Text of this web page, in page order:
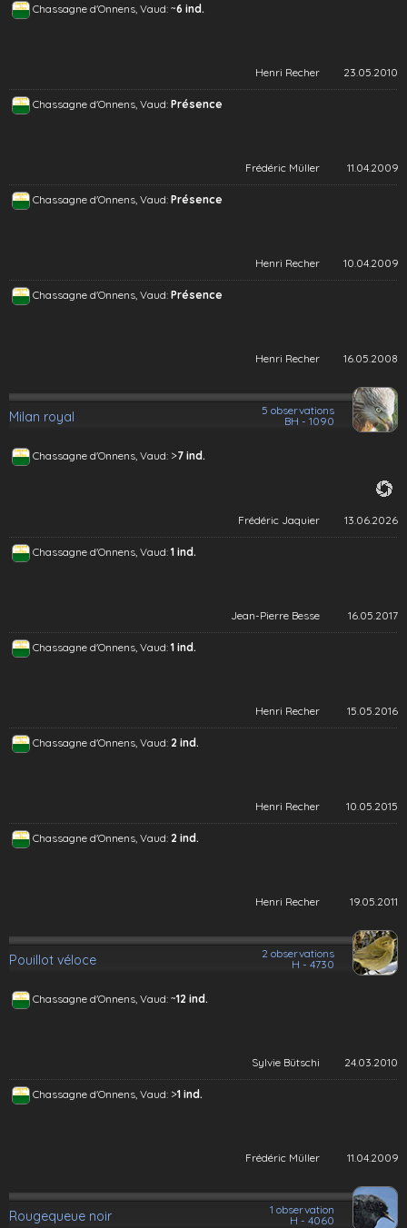
Chassagne d'Onnens, Vaud: ~6 ind.
Henri Recher 23.05.2010
Chassagne d'Onnens, Vaud: Présence
Frédéric Müller 11.04.2009
Chassagne d'Onnens, Vaud: Présence
Henri Recher 10.04.2009
Chassagne d'Onnens, Vaud: Présence
Henri Recher 16.05.2008
Milan royal
5 observations
BH - 1090
Chassagne d'Onnens, Vaud: >7 ind.
Frédéric Jaquier 13.06.2026
Chassagne d'Onnens, Vaud: 1 ind.
Jean-Pierre Besse 16.05.2017
Chassagne d'Onnens, Vaud: 1 ind.
Henri Recher 15.05.2016
Chassagne d'Onnens, Vaud: 2 ind.
Henri Recher 10.05.2015
Chassagne d'Onnens, Vaud: 2 ind.
Henri Recher 19.05.2011
Pouillot véloce
2 observations
H - 4730
Chassagne d'Onnens, Vaud: ~12 ind.
Sylvie Bütschi 24.03.2010
Chassagne d'Onnens, Vaud: >1 ind.
Frédéric Müller 11.04.2009
Rougequeue noir
1 observation
H - 4060